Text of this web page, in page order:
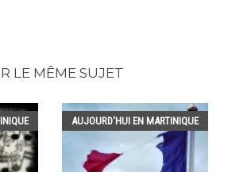
LE MÊME SUJET
AUJOURD'HUI EN MARTINIQUE